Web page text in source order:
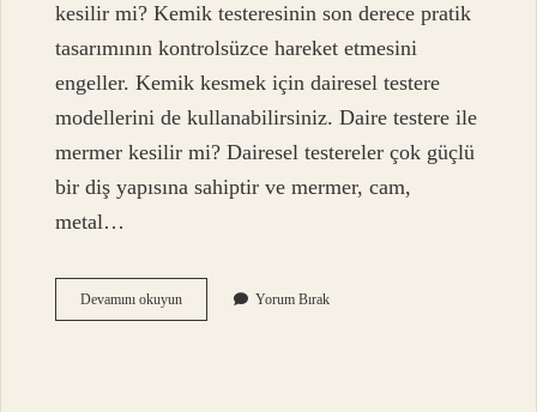
kesilir mi? Kemik testeresinin son derece pratik
tasarımının kontrolsüzce hareket etmesini
engeller. Kemik kesmek için dairesel testere
modellerini de kullanabilirsiniz. Daire testere ile
mermer kesilir mi? Dairesel testereler çok güçlü
bir diş yapısına sahiptir ve mermer, cam,
metal…
Devamını okuyunEn
Iyi
Yorum Bırak